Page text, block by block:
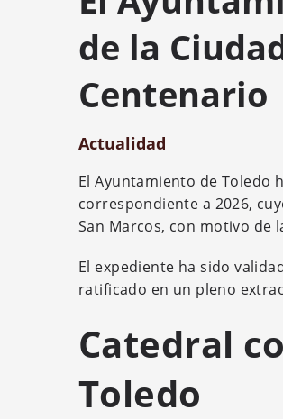
de la
Centenario
Actualidad
El Ayuntamiento de Toledo
correspondiente a 2026,
San Marcos, con motivo de
El expediente ha sido
ratificado en un pleno
Catedral
Toledo